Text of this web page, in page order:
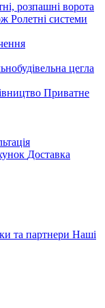
розпашні ворота
Ролетні системи
цегла
Приватне
Доставка
та партнери Наші